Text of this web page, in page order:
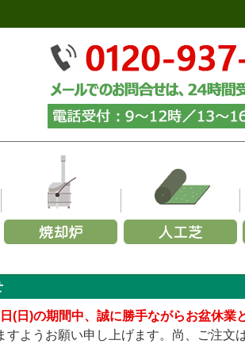
～1,500mm
～1,800mm
セキスイ
リッチェル
ヨドコウ
四国化成
緑化マルチフェルトVer.5
緑化マルチフェルトVer.600
砂利下・
むき出し(
ステンレス製
アルマ加工製
業務用ごみ焼
簡易式ごみ
プ
タイプ
メモリーターフ／25ｍｍ
メモリーターフ／AIR
メモリーターフ／スクエア（ジョイント
み70mm (黒色)
み70mm (茶色)
み70mm (ナチュラル)
グレー
白
青・緑
ミックス
グレー
白
(日)の期間中、誠に勝手ながらお盆休業
すようお願い申し上げます。尚、ご注